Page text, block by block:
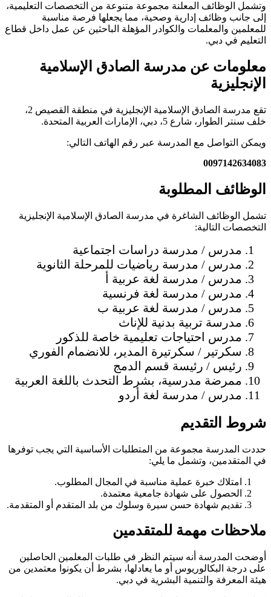
وتشمل الوظائف المعلنة مجموعة متنوعة من التخصصات التعليمية،
إلى جانب وظائف إدارية وصحية، مما يجعلها فرصة مناسبة
للمعلمين والمعلمات والكوادر المؤهلة الباحثين عن عمل داخل قطاع
التعليم في دبي.
معلومات عن مدرسة الصادق الإسلامية
الإنجليزية
تقع مدرسة الصادق الإسلامية الإنجليزية في منطقة القصيص 2،
خلف سنتر الطوار، شارع 5، دبي، الإمارات العربية المتحدة.
ويمكن التواصل مع المدرسة عبر رقم الهاتف التالي:
0097142634083
الوظائف المطلوبة
تشمل الوظائف الشاغرة في مدرسة الصادق الإسلامية الإنجليزية
التخصصات التالية:
مدرس / مدرسة دراسات اجتماعية
مدرس / مدرسة رياضيات للمرحلة الثانوية
مدرس / مدرسة لغة عربية أ
مدرس / مدرسة لغة فرنسية
مدرس / مدرسة لغة عربية ب
مدرسة تربية بدنية للإناث
مدرس احتياجات تعليمية خاصة للذكور
سكرتير / سكرتيرة المدير، للانضمام الفوري
رئيس / رئيسة قسم الدمج
ممرضة مدرسية، بشرط التحدث باللغة العربية
مدرس / مدرسة لغة أردو
شروط التقديم
حددت المدرسة مجموعة من المتطلبات الأساسية التي يجب توفرها
في المتقدمين، وتشمل ما يلي:
امتلاك خبرة عملية مناسبة في المجال المطلوب.
الحصول على شهادة جامعية معتمدة.
تقديم شهادة حسن سيرة وسلوك من بلد المتقدم أو المتقدمة.
ملاحظات مهمة للمتقدمين
أوضحت المدرسة أنه سيتم النظر في طلبات المعلمين الحاصلين
على درجة البكالوريوس أو ما يعادلها، بشرط أن يكونوا معتمدين من
هيئة المعرفة والتنمية البشرية في دبي.